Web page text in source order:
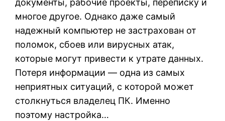
документы, рабочие проекты, переписку и
многое другое. Однако даже самый
надежный компьютер не застрахован от
поломок, сбоев или вирусных атак,
которые могут привести к утрате данных.
Потеря информации — одна из самых
неприятных ситуаций, с которой может
столкнуться владелец ПК. Именно
поэтому настройка…